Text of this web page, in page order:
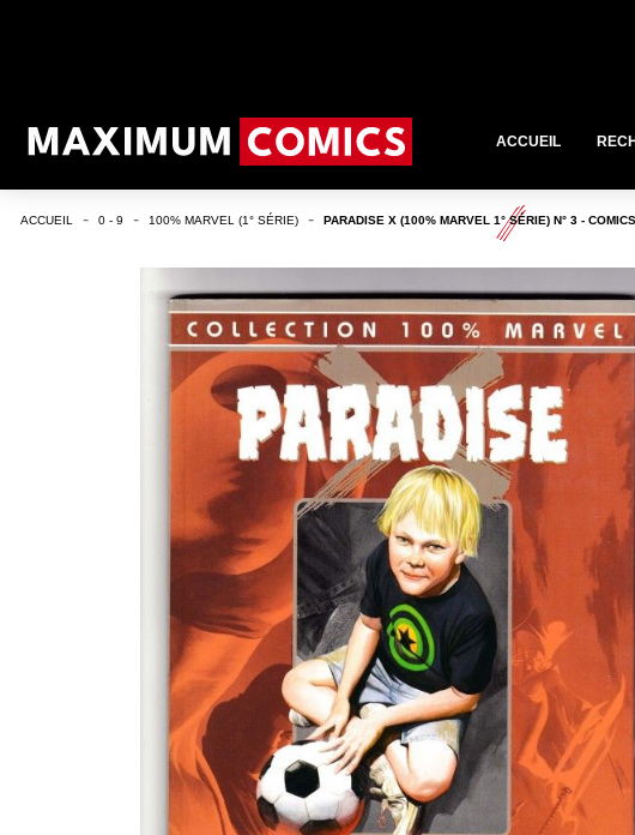
ACCUEIL
ACCUEIL 0 - 9 100% MARVEL (1° SÉRIE) PARADISE X (100% MARVEL 1° SÉRIE) N° 3 -